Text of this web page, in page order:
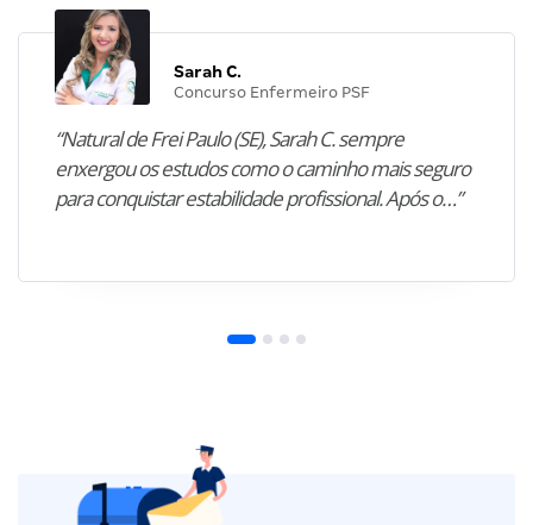
Sarah C.
Concurso Enfermeiro PSF
“Natural de Frei Paulo (SE), Sarah C. sempre
enxergou os estudos como o caminho mais seguro
para conquistar estabilidade profissional. Após o…”